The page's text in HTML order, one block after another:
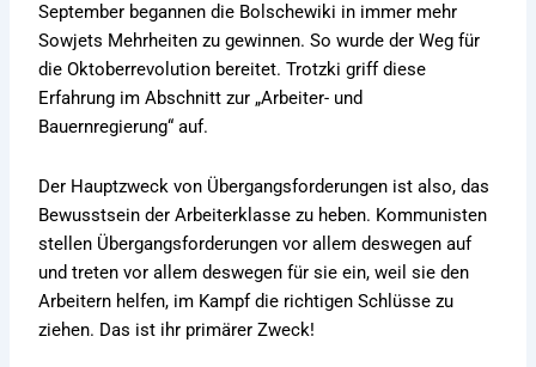
September begannen die Bolschewiki in immer mehr
Sowjets Mehrheiten zu gewinnen. So wurde der Weg für
die Oktoberrevolution bereitet. Trotzki griff diese
Erfahrung im Abschnitt zur „Arbeiter- und
Bauernregierung“ auf.
Der Hauptzweck von Übergangsforderungen ist also, das
Bewusstsein der Arbeiterklasse zu heben. Kommunisten
stellen Übergangsforderungen vor allem deswegen auf
und treten vor allem deswegen für sie ein, weil sie den
Arbeitern helfen, im Kampf die richtigen Schlüsse zu
ziehen. Das ist ihr primärer Zweck!